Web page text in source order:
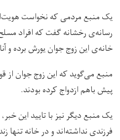
یک منبع مردمی که نخواست
خانه‌ی‌ این زوج جوان یورش برده و
منبع می‌گوید که این زوج جوان از
پیش باهم ازدواج کرده بودند.
یک منبع دیگر نیز با تایید این
فرزندی نداشته‌اند و در خانه تنها